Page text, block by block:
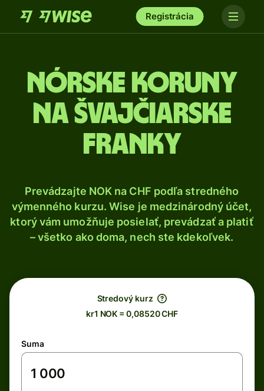
Registrácia
Nórske koruny
na švajčiarske
franky
Prevádzajte NOK na CHF podľa stredného
výmenného kurzu. Wise je medzinárodný účet,
ktorý vám umožňuje posielať, prevádzať a platiť
– všetko ako doma, nech ste kdekoľvek.
Stredový kurz
kr1 NOK = 0,08520 CHF
Suma